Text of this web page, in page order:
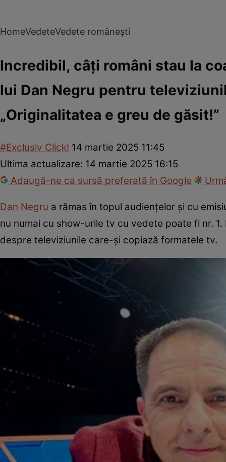
HomeVedeteVedete românești
Incredibil, câți români stau la
lui Dan Negru pentru
„Originalitatea e greu de găsit!”
#Exclusiv Click! 14 martie 2025 11:45
Ultima actualizare: 14 martie 2025 16:15
Adaugă-ne ca sursă preferată în Google
Dan Negru a rămas în topul audiențelor și cu
nu numai cu show-urile tv cu vedete poate fi nr.
despre televiziunile care-și copiază formatele tv.